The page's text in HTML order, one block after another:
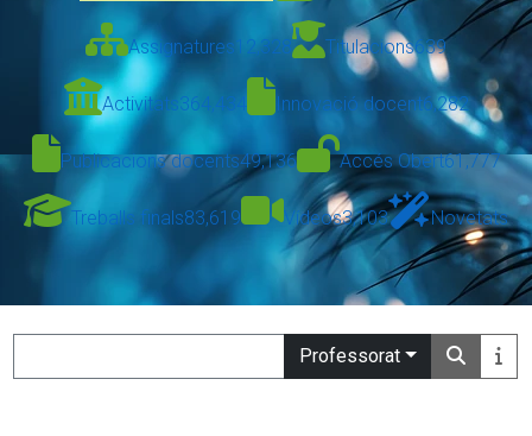
Assignatures12,328 Titulacions639
Activitats364,434 Innovació docent6,282
Publicacions docents49,136 Accés Obert61,777
Treballs finals83,619 Vídeos3,103 Novetats
Professorat